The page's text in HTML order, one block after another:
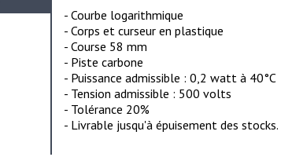
- Courbe logarithmique
- Corps et curseur en plastique
- Course 58 mm
- Piste carbone
- Puissance admissible : 0,2 watt à 40°C
- Tension admissible : 500 volts
- Tolérance 20%
- Livrable jusqu'à épuisement des stocks.